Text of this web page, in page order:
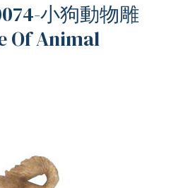
小狗動物雕
Of Animal